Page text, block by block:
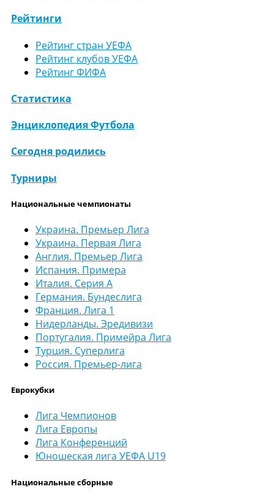
Рейтинги
Рейтинг стран УЕФА
Рейтинг клубов УЕФА
Рейтинг ФИФА
Статистика
Энциклопедия Футбола
Сегодня родились
Турниры
Национальные чемпионаты
Украина. Премьер Лига
Украина. Первая Лига
Англия. Премьер Лига
Испания. Примера
Италия. Серия А
Германия. Бундеслига
Франция. Лига 1
Нидерланды. Эредивизи
Португалия. Примейра Лига
Турция. Суперлига
Россия. Премьер-лига
Еврокубки
Лига Чемпионов
Лига Европы
Лига Конференций
Юношеская лига УЕФА U19
Национальные сборные